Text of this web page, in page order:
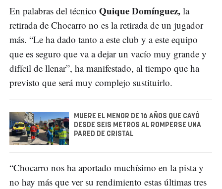
En palabras del técnico Quique Domínguez, la
retirada de Chocarro no es la retirada de un jugador
más. “Le ha dado tanto a este club y a este equipo
que es seguro que va a dejar un vacío muy grande y
difícil de llenar”, ha manifestado, al tiempo que ha
previsto que será muy complejo sustituirlo.
MUERE EL MENOR DE 16 AÑOS QUE CAYÓ
DESDE SEIS METROS AL ROMPERSE UNA
PARED DE CRISTAL
“Chocarro nos ha aportado muchísimo en la pista y
no hay más que ver su rendimiento estas últimas tres